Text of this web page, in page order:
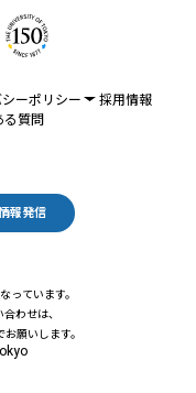
ーポリシー
採用情報
る質問
報発信
っています。
わせは、
願いします。